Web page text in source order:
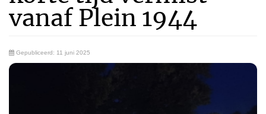
vanaf Plein 1944
Gepubliceerd: 11 juni 2025